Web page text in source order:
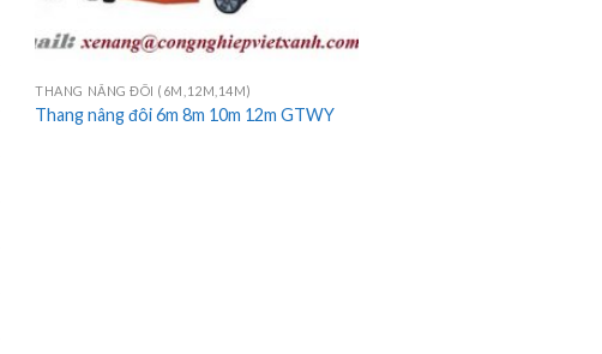
THANG NÂNG ĐÔI (6M,12M,14M)
Thang nâng đôi 6m 8m 10m 12m GTWY